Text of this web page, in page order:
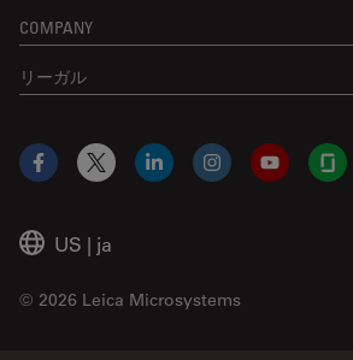
COMPANY
リーガル
US | ja
© 2026 Leica Microsystems
Facebook
X LinkedInInstagramYouTube